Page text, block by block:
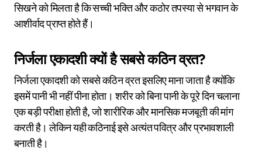
सिखने को मिलता है कि सच्ची भक्ति और कठोर तपस्या से भगवान के
आशीर्वाद प्राप्त होते हैं।
निर्जला एकादशी क्यों है सबसे कठिन व्रत?
निर्जला एकादशी को सबसे कठिन व्रत इसलिए माना जाता है क्योंकि
इसमें पानी भी नहीं पीना होता। शरीर को बिना पानी के पूरे दिन चलाना
एक बड़ी परीक्षा होती है, जो शारीरिक और मानसिक मजबूती की मांग
करती है। लेकिन यही कठिनाई इसे अत्यंत पवित्र और प्रभावशाली
बनाती है।